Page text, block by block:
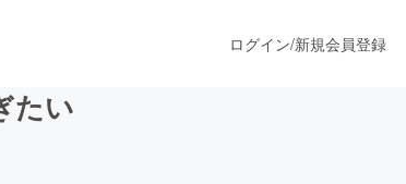
ログイン/新規会員登録
たい